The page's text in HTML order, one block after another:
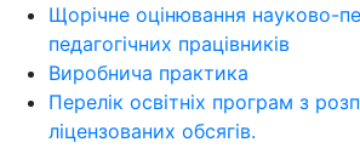
Щорічне оцінювання науково-
педагогічних працівників
Виробнича практика
Перелік освітніх програм з
ліцензoваних oбсягів.